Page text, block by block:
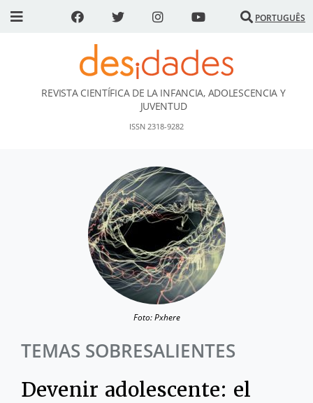
PORTUGUÊS
DESidades
REVISTA CIENTÍFICA DE LA INFANCIA, ADOLESCENCIA Y
JUVENTUD
ISSN 2318-9282
Foto: Pxhere
TEMAS SOBRESALIENTES
Devenir adolescente: el